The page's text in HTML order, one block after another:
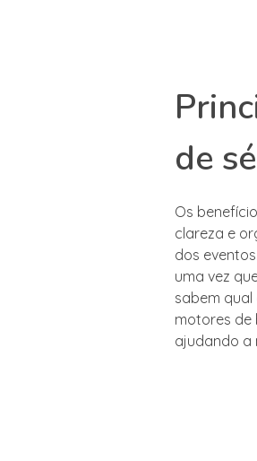
de
Os
clareza e
dos
uma vez
sabem
motores de
ajudando a